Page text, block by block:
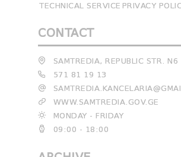
TECHNICAL SERVICE PRIVACY
CONTACT
SAMTREDIA, REPUBLIC STR. N6
571 81 19 13
WWW.SAMTREDIA.GOV.GE
MONDAY - FRIDAY
09:00 - 18:00